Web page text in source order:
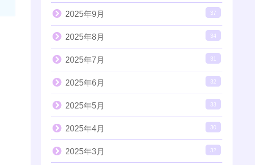
2025年9月 37
2025年8月 34
2025年7月 31
2025年6月 32
2025年5月 33
2025年4月 30
2025年3月 32